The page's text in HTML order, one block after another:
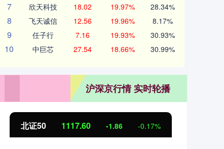
7 欣天科技 18.02 19.97% 28.34%
8 飞天诚信 12.56 19.96% 8.17%
9 任子行 7.16 19.93% 30.93%
10 中巨芯 27.54 18.66% 30.99%
沪深京行情 实时轮播
北证50 1117.58 -1.88 -0.17%